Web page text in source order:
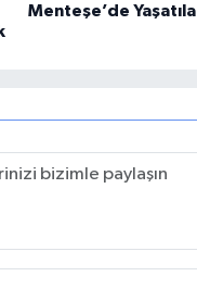
Menteşe’de